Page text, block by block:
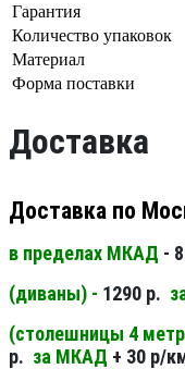
Гарантия
Количество упаковок
Материал
Форма поставки
Доставка
Доставка по
в пределах МКАД -
(диваны) - 1290 р.
(столешницы 4
р. за МКАД + 30 р/